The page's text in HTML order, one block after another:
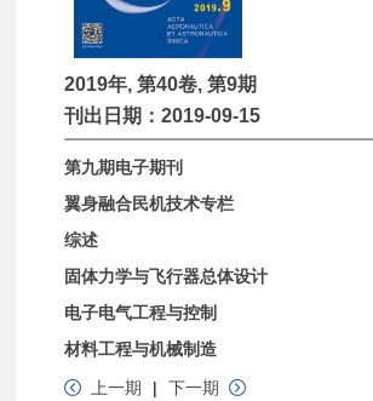
2019年, 第40卷, 第9期
刊出日期：2019-09-15
第九期电子期刊
翼身融合民机技术专栏
综述
固体力学与飞行器总体设计
电子电气工程与控制
材料工程与机械制造
上一期
| 下一期